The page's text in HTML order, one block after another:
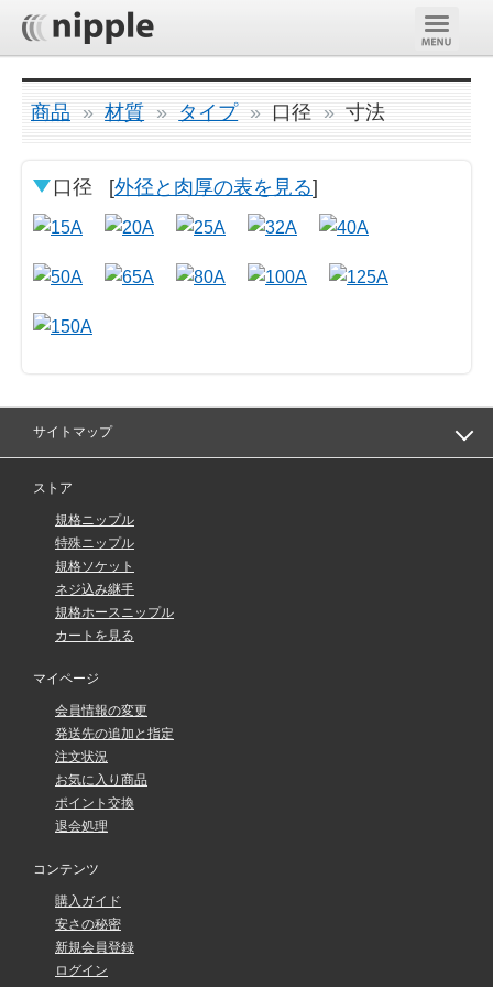
商品 材質 タイプ 口径 寸法
口径 [外径と肉厚の表を見る]
サイトマップ
ストア
規格ニップル
特殊ニップル
規格ソケット
ネジ込み継手
規格ホースニップル
カートを見る
マイページ
会員情報の変更
発送先の追加と指定
注文状況
お気に入り商品
ポイント交換
退会処理
コンテンツ
購入ガイド
安さの秘密
新規会員登録
ログイン